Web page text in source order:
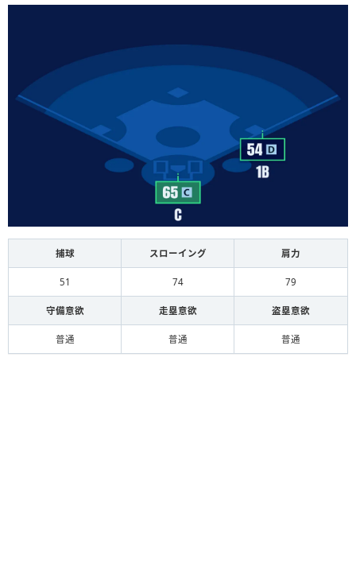
捕球 スローイング 肩力
51 74 79
守備意欲 走塁意欲 盗塁意欲
普通 普通 普通